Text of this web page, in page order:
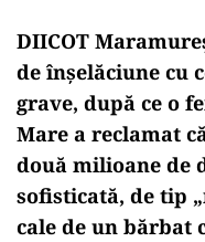
DIICOT
de înșelăciune cu
grave, după ce o
Mare a reclamat
două milioane de
sofisticată, de tip
cale de un bărbat